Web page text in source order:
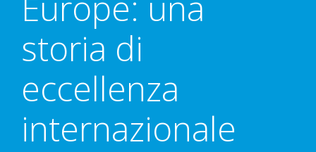
storia di
eccellenza
internazionale